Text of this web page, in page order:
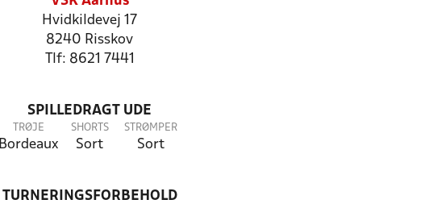
Hvidkildevej 17
8240 Risskov
Tlf: 8621 7441
SPILLEDRAGT UDE
TRØJE
Bordeaux
SHORTS
Sort
STRØMPER
Sort
TURNERINGSFORBEHOLD